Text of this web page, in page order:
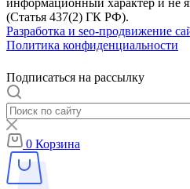
(Статья 437(2) ГК РФ).
Разработка и seo-продвижение
Политика конфиденциальности
Подписаться на рассылку
0 Корзина